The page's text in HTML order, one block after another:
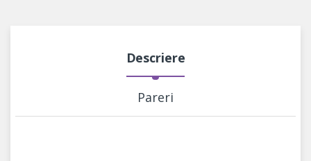
Descriere
Pareri